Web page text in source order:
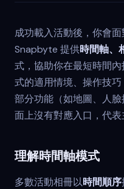
成功載入活動後，你會面
Snapbyte 提供時間軸、
式，協助你在最短時間
式的適用情境、操作技巧
部分功能（如地圖、人
面上沒有對應入口，代表
理解時間軸模式
多數活動相冊以時間順序